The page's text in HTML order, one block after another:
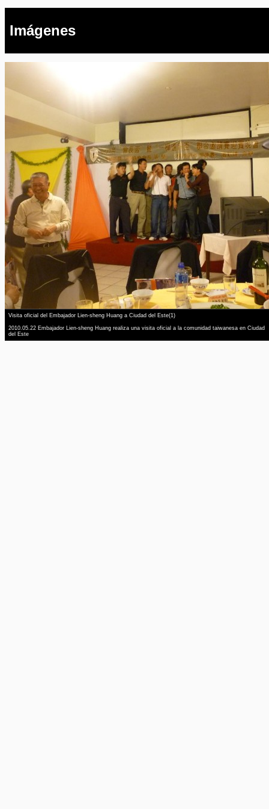
Imágenes
Visita oficial del Embajador Lien-sheng Huang a Ciudad del Este(1)
2010.05.22 Embajador Lien-sheng Huang realiza una visita oficial a la comunidad taiwanesa en Ciudad
del Este